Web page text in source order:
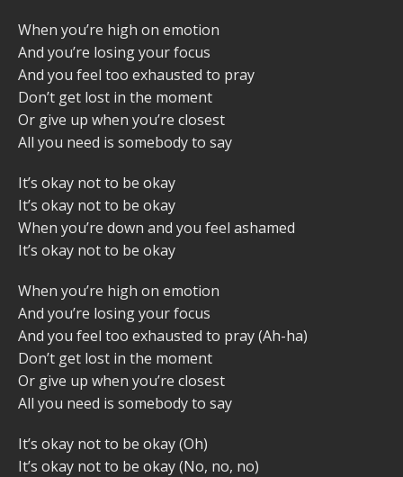
Whеn you’re high on emotion
And you’re losing your focus
And you feel too exhausted to pray
Don’t get lost in the moment
Or give up when you’re closest
All you need is somebody to say
It’s okay not to be okay
It’s okay not to be okay
When you’re down and you feel ashamed
It’s okay not to be okay
When you’re high on emotion
And you’re losing your focus
And you feel too exhausted to pray (Ah-ha)
Don’t get lost in the moment
Or give up when you’re closest
All you need is somebody to say
It’s okay not to be okay (Oh)
It’s okay not to be okay (No, no, no)